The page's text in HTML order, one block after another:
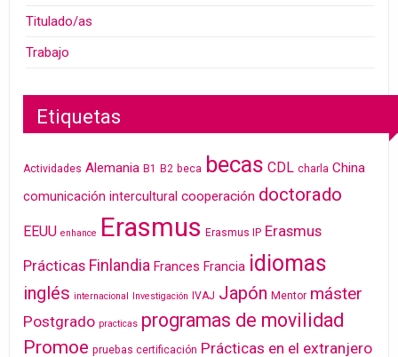
Titulado/as
Trabajo
Etiquetas
Actividades Alemania B1 B2 beca becas CDL charla China
comunicación intercultural cooperación doctorado
EEUU enhance Erasmus Erasmus IP Erasmus
Prácticas Finlandia Frances Francia idiomas
inglés internacional Investigación IVAJ Japón Mentor máster
Postgrado practicas programas de movilidad
Promoe pruebas certificación Prácticas en el extranjero